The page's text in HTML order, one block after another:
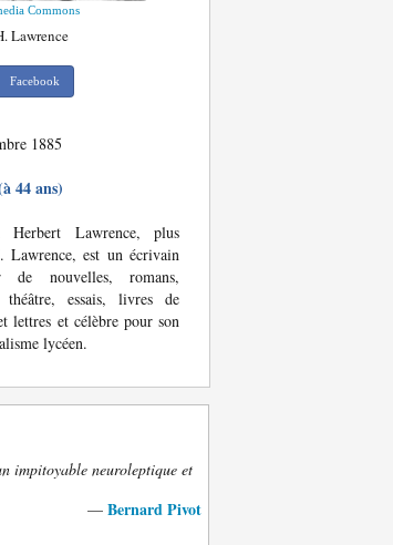
Commons
Lawrence
Facebook
1885
44 ans)
Herbert Lawrence, plus
Lawrence, est un écrivain
de nouvelles, romans,
théâtre, essais, livres de
lettres et célèbre pour son
lycéen.
impitoyable neuroleptique et
— Bernard Pivot